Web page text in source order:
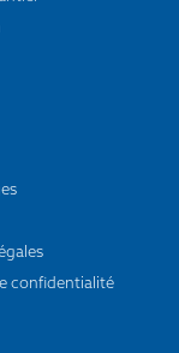
confidentialité